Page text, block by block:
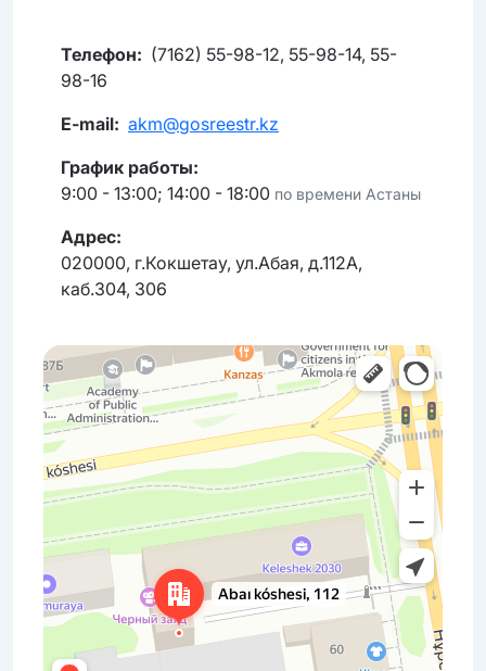
Телефон: (7162) 55-98-12, 55-98-14, 55-
98-16
E-mail: akm@gosreestr.kz
График работы:
9:00 - 13:00; 14:00 - 18:00 по времени Астаны
Адрес:
020000, г.Кокшетау, ул.Абая, д.112А,
каб.304, 306